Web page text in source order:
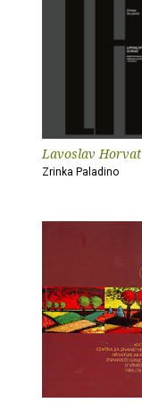
Lavoslav Horvat
Zrinka Paladino